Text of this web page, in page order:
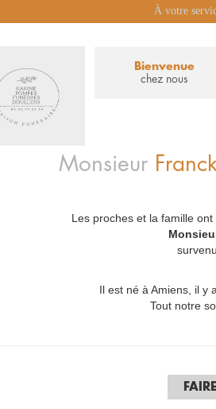
À votre
Bienvenue
chez nous
Monsieur
Les proches et la famille
Il est né à Amiens, il y
Tout notre